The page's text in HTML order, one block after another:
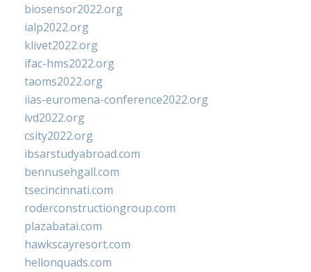
biosensor2022.org
ialp2022.org
klivet2022.org
ifac-hms2022.org
taoms2022.org
iias-euromena-conference2022.org
ivd2022.org
csity2022.org
ibsarstudyabroad.com
bennusehgall.com
tsecincinnati.com
roderconstructiongroup.com
plazabatai.com
hawkscayresort.com
hellonquads.com